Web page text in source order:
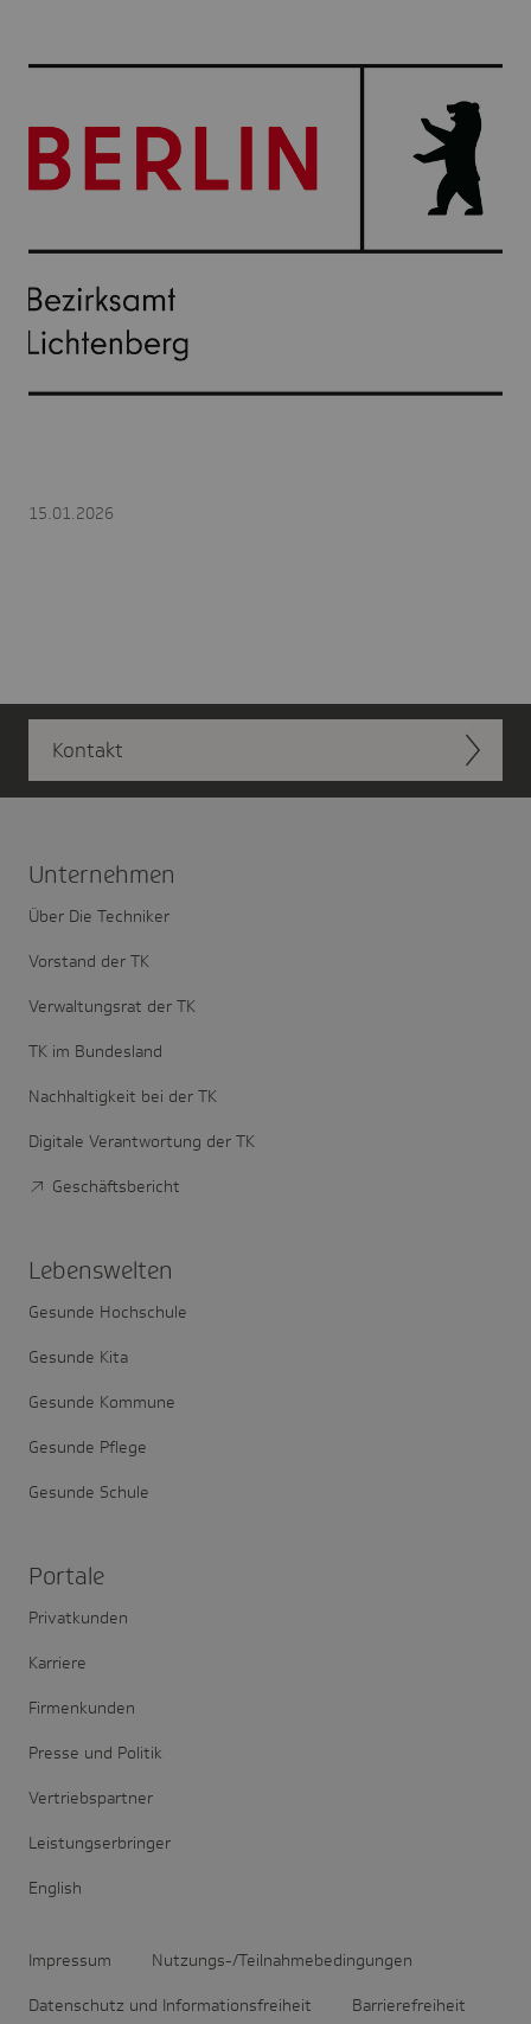
15.01.2026
Kontakt
Unter­nehmen
Über Die Techniker
Vorstand der TK
Verwaltungsrat der TK
TK im Bundesland
Nachhaltigkeit bei der TK
Digitale Verantwortung der TK
Geschäftsbericht
Lebens­welten
Gesunde Hochschule
Gesunde Kita
Gesunde Kommune
Gesunde Pflege
Gesunde Schule
Portale
Privatkunden
Karriere
Firmenkunden
Presse und Politik
Vertriebspartner
Leistungserbringer
English
Impressum Nutzungs-/Teilnahmebedingungen
Datenschutz und Informationsfreiheit Barrierefreiheit